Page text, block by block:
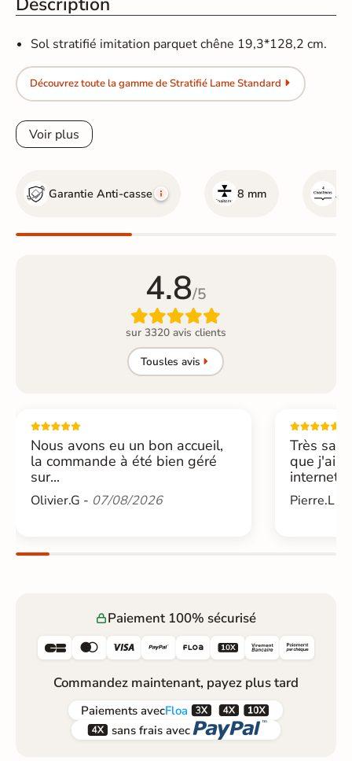
Sol stratifié imitation parquetchêne 19,3*128,2 cm.
Découvrez toute la gamme de Stratifié Lame Standard
Voir plus
Garantie Anti-casse 8 mm
4.8/5

sur 3320 avis clients
Tousles avis
Nous avons eu un bon accueil,
la commande à été bien géré
sur...
Olivier.G - 07/08/2026
Très
que j'ai
internet....
Pierre.L -
Paiement 100% sécurisé
     
Commandez maintenant, payez plus tard
Paiements avecFloa  
 sans frais avec 